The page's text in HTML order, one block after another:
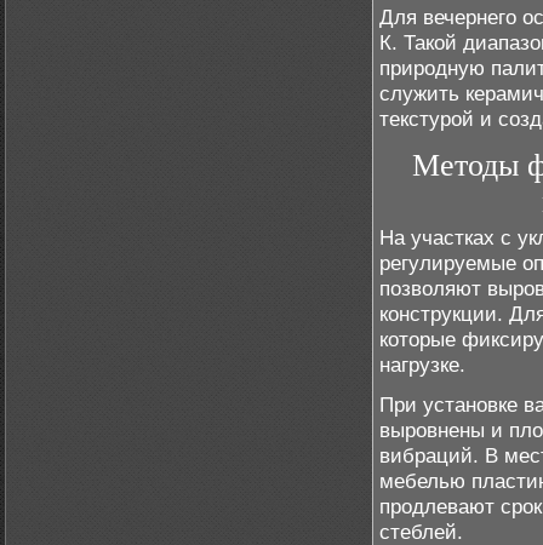
Для вечернего
К. Такой
природную
служить
текстурой и
Методы
На участках с
регулируемые
позволяют
конструкции.
которые
нагрузке.
При установке
выровнены и
вибраций. В
мебелью
продлевают
стеблей.